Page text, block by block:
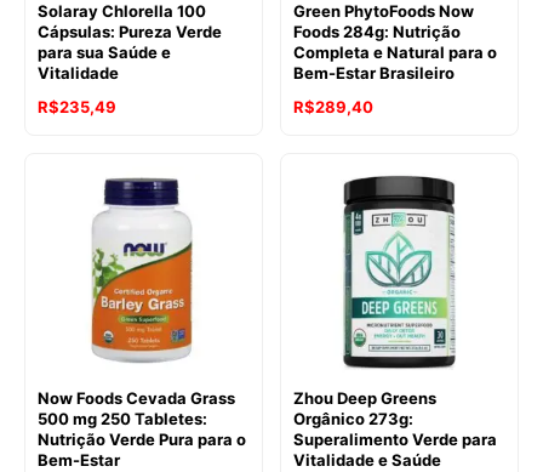
Solaray Chlorella 100
Cápsulas: Pureza Verde
para sua Saúde e
Vitalidade
R$235,49
Green PhytoFoods Now
Foods 284g: Nutrição
Completa e Natural para o
Bem-Estar Brasileiro
R$289,40
Now Foods Cevada Grass
500 mg 250 Tabletes:
Nutrição Verde Pura para o
Bem-Estar
Zhou Deep Greens
Orgânico 273g:
Superalimento Verde para
Vitalidade e Saúde